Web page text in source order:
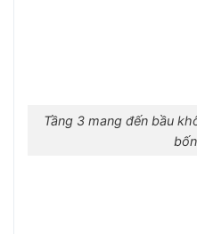
Tầng 3 mang đến bầu